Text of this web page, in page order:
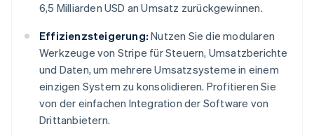
6,5 Milliarden USD an Umsatz zurückgewinnen.
Effizienzsteigerung: Nutzen Sie die modularen
Werkzeuge von Stripe für Steuern, Umsatzberichte
und Daten, um mehrere Umsatzsysteme in einem
einzigen System zu konsolidieren. Profitieren Sie
von der einfachen Integration der Software von
Drittanbietern.